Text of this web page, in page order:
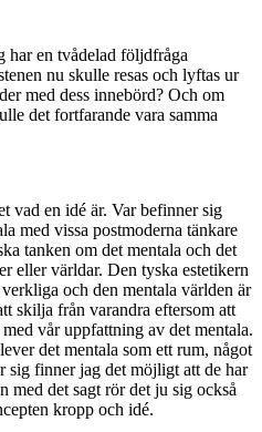
har en tvådelad följdfråga
nu skulle resas och lyftas ur
med dess innebörd? Och om
det fortfarande vara samma
vad en idé är. Var befinner sig
med vissa postmoderna tänkare
tanken om det mentala och det
eller världar. Den tyska estetikern
och den mentala världen är
skilja från varandra eftersom att
vår uppfattning av det mentala.
det mentala som ett rum, något
sig finner jag det möjligt att de har
med det sagt rör det ju sig också
kropp och idé.